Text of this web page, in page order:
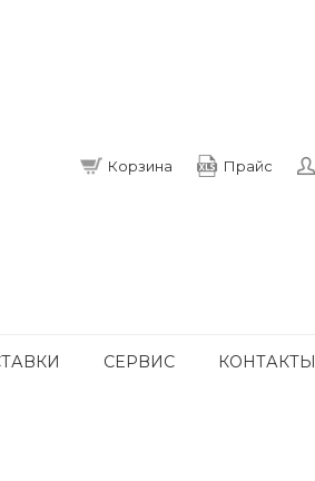
Корзина Прайс
СЕРВИС КОНТАКТЫ